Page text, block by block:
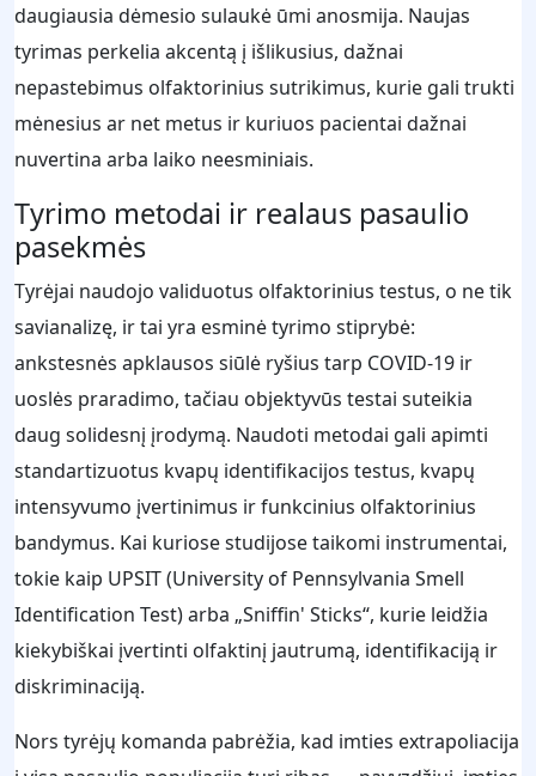
daugiausia dėmesio sulaukė ūmi anosmija. Naujas
tyrimas perkelia akcentą į išlikusius, dažnai
nepastebimus olfaktorinius sutrikimus, kurie gali trukti
mėnesius ar net metus ir kuriuos pacientai dažnai
nuvertina arba laiko neesminiais.
Tyrimo metodai ir realaus pasaulio
pasekmės
Tyrėjai naudojo validuotus olfaktorinius testus, o ne tik
savianalizę, ir tai yra esminė tyrimo stiprybė:
ankstesnės apklausos siūlė ryšius tarp COVID-19 ir
uoslės praradimo, tačiau objektyvūs testai suteikia
daug solidesnį įrodymą. Naudoti metodai gali apimti
standartizuotus kvapų identifikacijos testus, kvapų
intensyvumo įvertinimus ir funkcinius olfaktorinius
bandymus. Kai kuriose studijose taikomi instrumentai,
tokie kaip UPSIT (University of Pennsylvania Smell
Identification Test) arba „Sniffin' Sticks“, kurie leidžia
kiekybiškai įvertinti olfaktinį jautrumą, identifikaciją ir
diskriminaciją.
Nors tyrėjų komanda pabrėžia, kad imties extrapoliacija